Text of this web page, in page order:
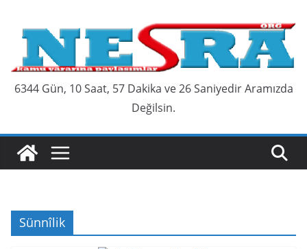
content
6344 Gün, 10 Saat, 57 Dakika ve 26 Saniyedir Aramızda
Değilsin.
Sünnîlik